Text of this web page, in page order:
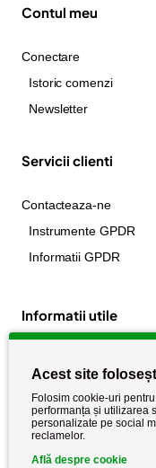
Contul meu
Conectare
Istoric comenzi
Newsletter
Servicii clienti
Contacteaza-ne
Instrumente GPDR
Informatii GPDR
Informatii utile
Politica de cookie
Acest site
Folosim cookie-uri
performanța și utilizarea
personalizate pe social
reclamelor.
Află despre cookie